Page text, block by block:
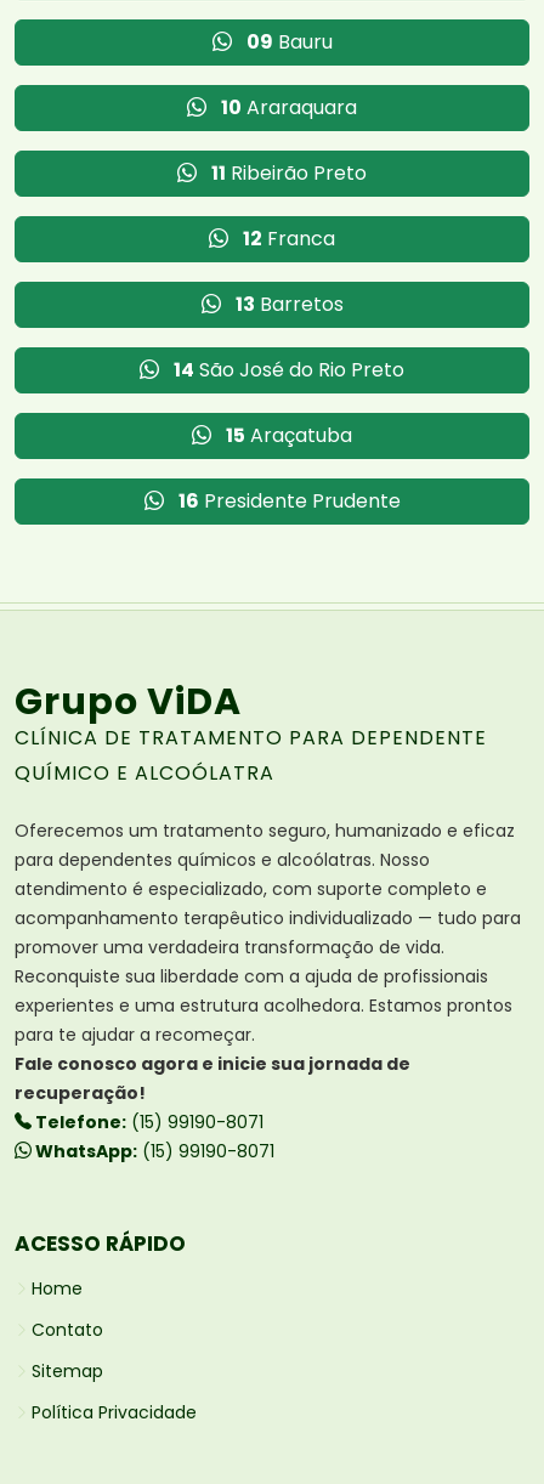
09 Bauru
10 Araraquara
11 Ribeirão Preto
12 Franca
13 Barretos
14 São José do Rio Preto
15 Araçatuba
16 Presidente Prudente
Grupo ViDA
CLÍNICA DE TRATAMENTO PARA DEPENDENTE
QUÍMICO E ALCOÓLATRA
Oferecemos um tratamento seguro, humanizado e eficaz
para dependentes químicos e alcoólatras. Nosso
atendimento é especializado, com suporte completo e
acompanhamento terapêutico individualizado — tudo para
promover uma verdadeira transformação de vida.
Reconquiste sua liberdade com a ajuda de profissionais
experientes e uma estrutura acolhedora. Estamos prontos
para te ajudar a recomeçar.
Fale conosco agora e inicie sua jornada de
recuperação!
Telefone: (15) 99190-8071
WhatsApp: (15) 99190-8071
ACESSO RÁPIDO
Home
Contato
Sitemap
Política Privacidade